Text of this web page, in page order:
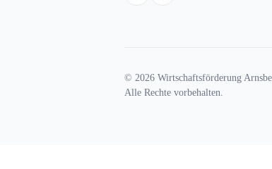
© 2026 Wirtschaftsförderung
Alle Rechte vorbehalten.